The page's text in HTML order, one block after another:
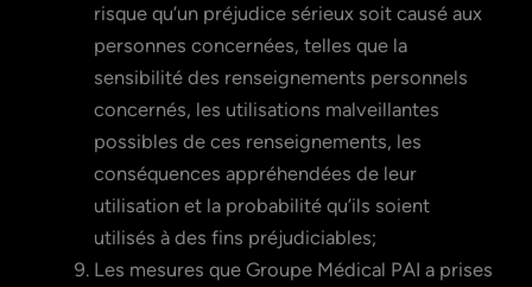
risque qu’un préjudice sérieux soit causé aux
personnes concernées, telles que la
sensibilité des renseignements personnels
concernés, les utilisations malveillantes
possibles de ces renseignements, les
conséquences appréhendées de leur
utilisation et la probabilité qu’ils soient
utilisés à des fins préjudiciables;
Les mesures que Groupe Médical PAI a prises